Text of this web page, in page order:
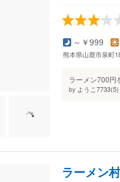
～￥999
熊本県山鹿市泉町
ラーメン700円
by ようこ7733(5)
ラーメン